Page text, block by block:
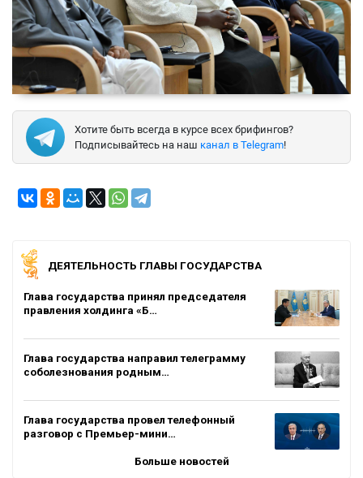
Хотите быть всегда в курсе всех брифингов?
Подписывайтесь на наш канал в Telegram!
ДЕЯТЕЛЬНОСТЬ ГЛАВЫ ГОСУДАРСТВА
Глава государства принял председателя
правления холдинга «Б…
Глава государства направил телеграмму
соболезнования родным…
Глава государства провел телефонный
разговор с Премьер-мини…
Больше новостей